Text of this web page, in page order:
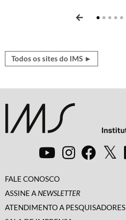
Todos os sites do IMS ►
FALE CONOSCO
ASSINE A NEWSLETTER
ATENDIMENTO A PESQUISADORES